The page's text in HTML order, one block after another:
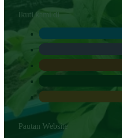
Ikuti kami di
Pautan Website